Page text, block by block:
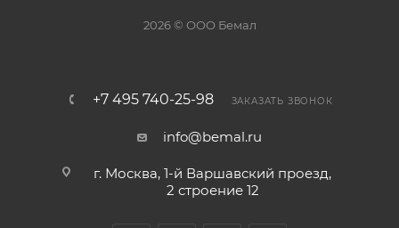
2026 © ООО Бемал
+7 495 740-25-98 ЗАКАЗАТЬ ЗВОНОК
info@bemal.ru
г. Москва, 1-й Варшавский проезд,
2 строение 12